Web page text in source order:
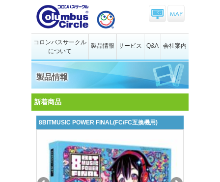
コロンバスサークル
について
製品情報 サービス Q&A 会社案内
製品情報
新着商品
8BITMUSIC POWER FINAL(FC/FC互換機用)